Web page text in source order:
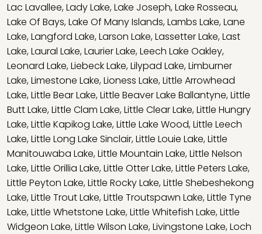
Lac Lavallee,Lady Lake,Lake Joseph,Lake Rosseau,
Lake Of Bays,Lake Of Many Islands,Lambs Lake,Lane
Lake,Langford Lake,Larson Lake,Lassetter Lake,Last
Lake,Laural Lake,Laurier Lake,Leech Lake Oakley,
Leonard Lake,Liebeck Lake,Lilypad Lake,Limburner
Lake,Limestone Lake,Lioness Lake,Little Arrowhead
Lake,Little Bear Lake,Little Beaver Lake Ballantyne,Little
Butt Lake,Little Clam Lake,Little Clear Lake,Little Hungry
Lake,Little Kapikog Lake,Little Lake Wood,Little Leech
Lake,Little Long Lake Sinclair,Little Louie Lake,Little
Manitouwaba Lake,Little Mountain Lake,Little Nelson
Lake,Little Orillia Lake,Little Otter Lake,Little Peters Lake,
Little Peyton Lake,Little Rocky Lake,Little Shebeshekong
Lake,Little Trout Lake,Little Troutspawn Lake,Little Tyne
Lake,Little Whetstone Lake,Little Whitefish Lake,Little
Widgeon Lake,Little Wilson Lake,Livingstone Lake,Loch